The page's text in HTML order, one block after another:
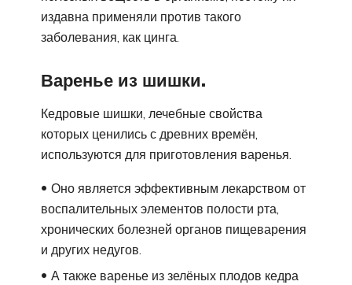
издавна применяли против такого
заболевания, как цинга.
Варенье из шишки.
Кедровые шишки, лечебные свойства
которых ценились с древних времён,
используются для приготовления варенья.
Оно является эффективным лекарством от
воспалительных элементов полости рта,
хронических болезней органов пищеварения
и других недугов.
А также варенье из зелёных плодов кедра